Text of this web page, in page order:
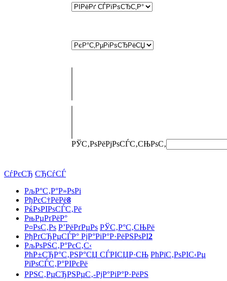
РЎС‚РѕРёРјРѕСЃС‚СЊРѕС‚
СѓРєСЂ СЂСѓСЃ
РљР°С‚Р°Р»РѕРі
РђРєС†РёРё8
РќРѕРІРѕСЃС‚Рё
РњРµРґРёР°
Р¤РѕС‚Рѕ Р’РёРґРµРѕ РЎС‚Р°С‚СЊРё
РђРґСЂРµСЃР° РјР°РіР°Р·РёРЅРѕРІ2
РљРѕРЅС‚Р°РєС‚С‹
РћР±СЂР°С‚РЅР°СЏ СЃРІСЏР·СЊ РћРїС‚РѕРІС‹Рµ
РїРѕСЃС‚Р°РІРєРё
РРЅС‚РµСЂРЅРµС‚-РјР°РіР°Р·РёРЅ